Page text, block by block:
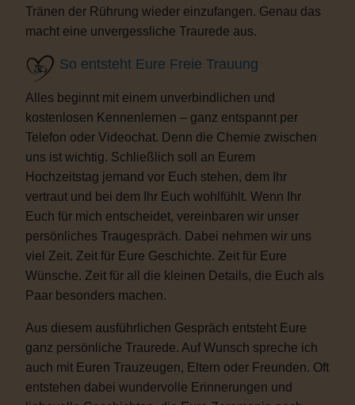
Tränen der Rührung wieder einzufangen. Genau das
macht eine unvergessliche Traurede aus.
So entsteht Eure Freie Trauung
Alles beginnt mit einem unverbindlichen und
kostenlosen Kennenlernen – ganz entspannt per
Telefon oder Videochat. Denn die Chemie zwischen
uns ist wichtig. Schließlich soll an Eurem
Hochzeitstag jemand vor Euch stehen, dem Ihr
vertraut und bei dem Ihr Euch wohlfühlt. Wenn Ihr
Euch für mich entscheidet, vereinbaren wir unser
persönliches Traugespräch. Dabei nehmen wir uns
viel Zeit. Zeit für Eure Geschichte. Zeit für Eure
Wünsche. Zeit für all die kleinen Details, die Euch als
Paar besonders machen.
Aus diesem ausführlichen Gespräch entsteht Eure
ganz persönliche Traurede. Auf Wunsch spreche ich
auch mit Euren Trauzeugen, Eltern oder Freunden. Oft
entstehen dabei wundervolle Erinnerungen und